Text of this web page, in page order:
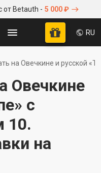
от Betauth - 5 000 ₽
RU
на Овечкине и русской
Овечкине
с
10.
на